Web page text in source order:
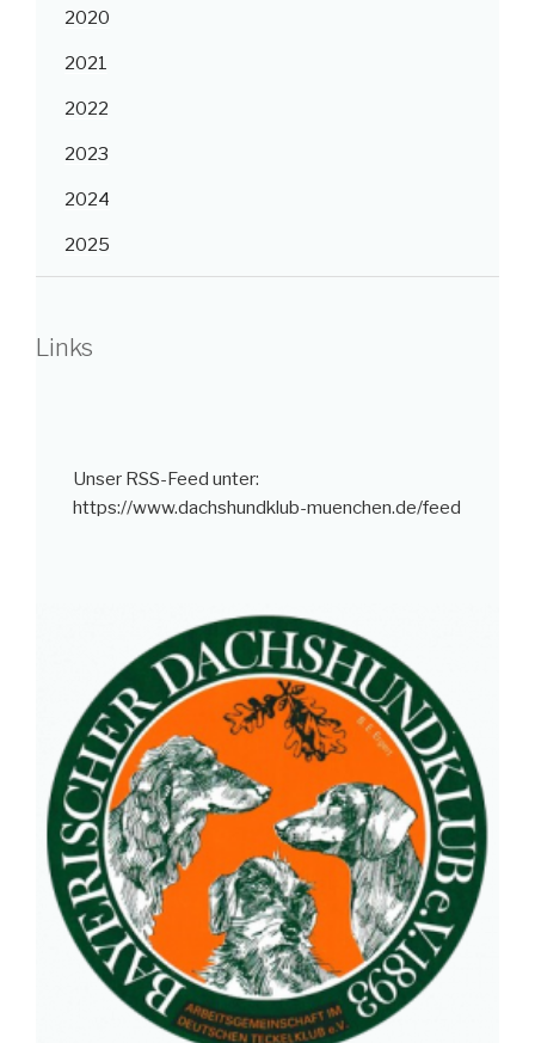
2020
2021
2022
2023
2024
2025
Links
Unser RSS-Feed unter:
https://www.dachshundklub-muenchen.de/feed